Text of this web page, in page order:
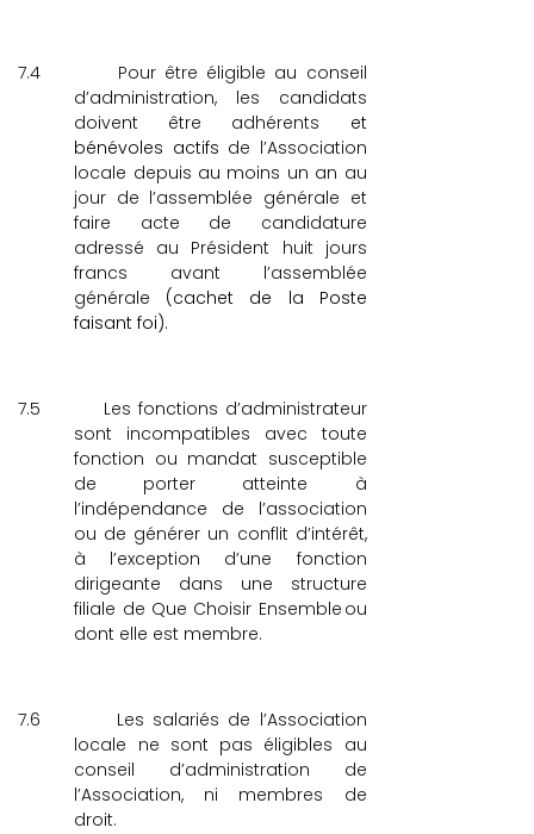
7.4
Pour être éligible au conseil
d’administration, les candidats
doivent être adhérents et
bénévoles actifs de l’Association
locale depuis au moins un an au
jour de l’assemblée générale et
faire acte de candidature
adressé au Président huit jours
francs avant l’assemblée
générale (cachet de la Poste
faisant foi).
7.5
Les fonctions d’administrateur
sont incompatibles avec toute
fonction ou mandat susceptible
de porter atteinte à
l’indépendance de l’association
ou de générer un conflit d’intérêt,
à l’exception d’une fonction
dirigeante dans une structure
filiale de Que Choisir Ensemble ou
dont elle est membre.
7.6
Les salariés de l’Association
locale ne sont pas éligibles au
conseil d’administration de
l’Association, ni membres de
droit.